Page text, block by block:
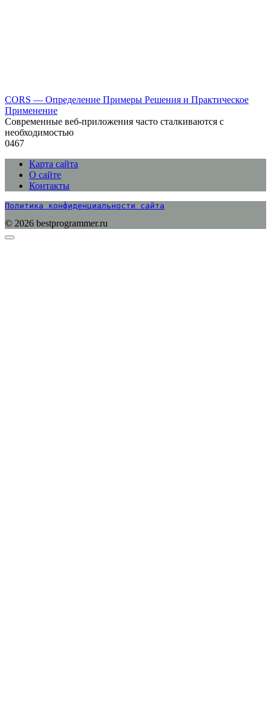
CORS — Определение Примеры Решения и Практическое
Применение
Современные веб-приложения часто сталкиваются с
необходимостью
0467
Карта сайта
О сайте
Контакты
Политика конфиденциальности сайта
© 2026 bestprogrammer.ru